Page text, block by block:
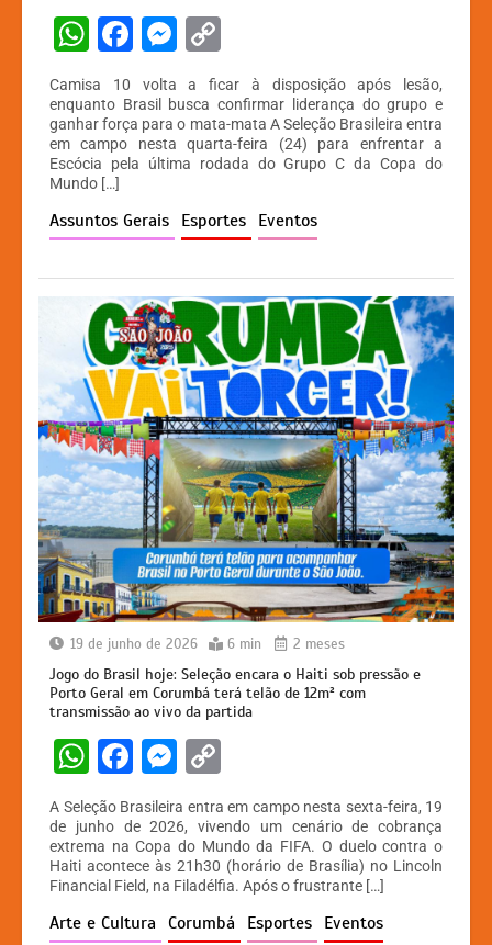
W
at
s
A
p
p
F
c
e
b
o
o
k
M
s
s
e
n
g
er
p
y
Li
n
k
Camisa 10 volta a ficar à disposição após lesão,
enquanto Brasil busca confirmar liderança do grupo e
ganhar força para o mata-mata A Seleção Brasileira entra
em campo nesta quarta-feira (24) para enfrentar a
Escócia pela última rodada do Grupo C da Copa do
Mundo […]
Assuntos Gerais Esportes Eventos
19 de junho de 2026 6 min 2 meses
Jogo do Brasil hoje: Seleção encara o Haiti sob pressão e
Porto Geral em Corumbá terá telão de 12m² com
transmissão ao vivo da partida
W
h
at
s
A
p
F
c
e
b
o
M
s
s
e
n
p
y
Li
n
A Seleção Brasileira entra em campo nesta sexta-feira, 19
de junho de 2026, vivendo um cenário de cobrança
extrema na Copa do Mundo da FIFA. O duelo contra o
Haiti acontece às 21h30 (horário de Brasília) no Lincoln
Financial Field, na Filadélfia. Após o frustrante […]
Arte e Cultura Corumbá Esportes Eventos